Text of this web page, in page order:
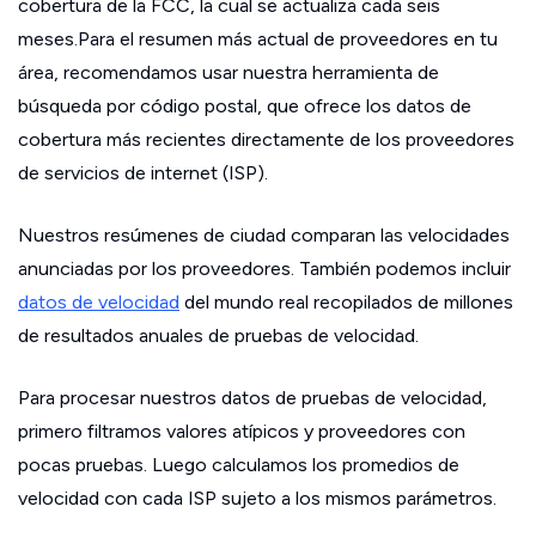
cobertura de la FCC, la cual se actualiza cada seis
meses.Para el resumen más actual de proveedores en tu
área, recomendamos usar nuestra herramienta de
búsqueda por código postal, que ofrece los datos de
cobertura más recientes directamente de los proveedores
de servicios de internet (ISP).
Nuestros resúmenes de ciudad comparan las velocidades
anunciadas por los proveedores. También podemos incluir
datos de velocidad del mundo real recopilados de millones
de resultados anuales de pruebas de velocidad.
Para procesar nuestros datos de pruebas de velocidad,
primero filtramos valores atípicos y proveedores con
pocas pruebas. Luego calculamos los promedios de
velocidad con cada ISP sujeto a los mismos parámetros.